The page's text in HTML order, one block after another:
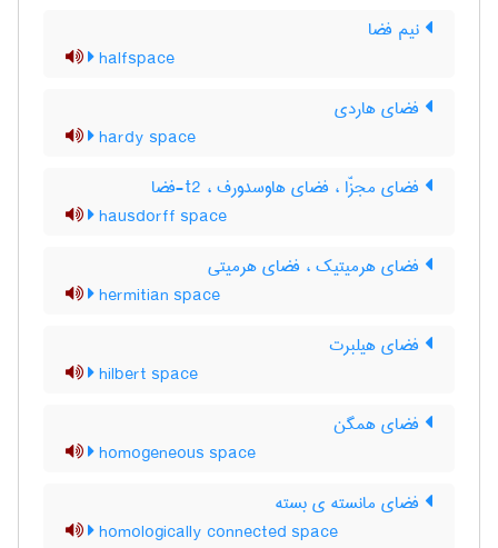
نیم فضا
halfspace
فضای هاردی
hardy space
فضای مجزّا ، فضای هاوسدورف ، t2-فضا
hausdorff space
فضای هرمیتیک ، فضای هرمیتی
hermitian space
فضای هیلبرت
hilbert space
فضای همگن
homogeneous space
فضای مانسته ی بسته
homologically connected space